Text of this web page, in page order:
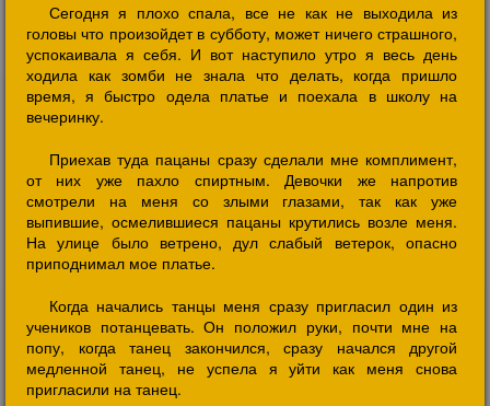
Сегодня я плохо спала, все не как не выходила из
головы что произойдет в субботу, может ничего страшного,
успокаивала я себя. И вот наступило утро я весь день
ходила как зомби не знала что делать, когда пришло
время, я быстро одела платье и поехала в школу на
вечеринку.
Приехав туда пацаны сразу сделали мне комплимент,
от них уже пахло спиртным. Девочки же напротив
смотрели на меня со злыми глазами, так как уже
выпившие, осмелившиеся пацаны крутились возле меня.
На улице было ветрено, дул слабый ветерок, опасно
приподнимал мое платье.
Когда начались танцы меня сразу пригласил один из
учеников потанцевать. Он положил руки, почти мне на
попу, когда танец закончился, сразу начался другой
медленной танец, не успела я уйти как меня снова
пригласили на танец.